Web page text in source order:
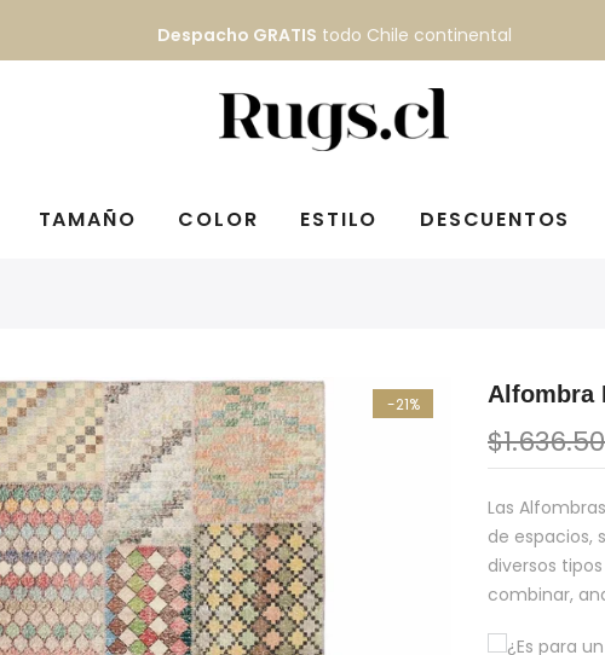
Despacho GRATIS todo Chile continental
TAMAÑO COLOR ESTILO DESCUENTOS
-21% Alfombra
Las
de espacios,
diversos
combinar,
¿Es para